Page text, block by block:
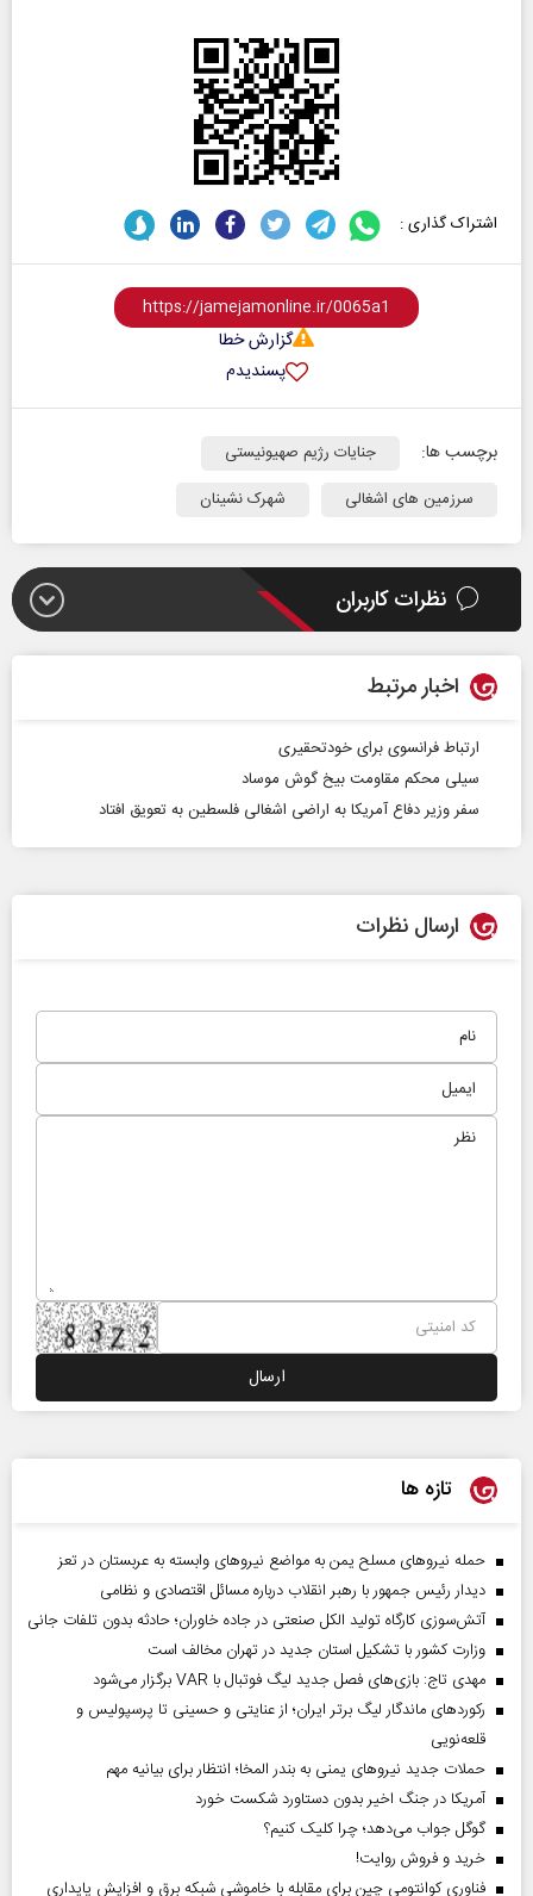
اشتراک گذاری :
گزارش خطا
پسندیدم
برچسب ها:
جنایات رژیم صهیونیستی
سرزمین های اشغالی
شهرک نشینان
نظرات کاربران
اخبار مرتبط
ارتباط فرانسوی برای خودتحقیری
سیلی محکم مقاومت بیخ گوش موساد
سفر وزیر دفاع آمریکا به اراضی اشغالی فلسطین به تعویق افتاد
ارسال نظرات
تازه ها
حمله نیروهای مسلح یمن به مواضع نیروهای وابسته به عربستان در تعز
دیدار رئیس‌ جمهور با رهبر انقلاب درباره مسائل اقتصادی و نظامی
آتش‌سوزی کارگاه تولید الکل صنعتی در جاده خاوران؛ حادثه بدون تلفات جانی
وزارت کشور با تشکیل استان جدید در تهران مخالف است
مهدی تاج: بازی‌های فصل جدید لیگ فوتبال با VAR برگزار می‌شود
رکورد‌های ماندگار لیگ برتر ایران؛ از عنایتی و حسینی تا پرسپولیس و
قلعه‌نویی
حملات جدید نیروهای یمنی به بندر المخا؛ انتظار برای بیانیه مهم
آمریکا در جنگ اخیر بدون دستاورد شکست خورد
گوگل جواب می‌دهد؛ چرا کلیک کنیم؟
خرید و فروش روایت!
فناوری کوانتومی چین برای مقابله با خاموشی شبکه برق و افزایش پایداری